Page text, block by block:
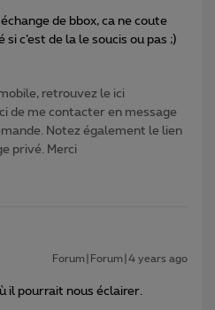
de bbox, ca ne coute
c’est de la le soucis ou pas ;)
retrouvez le ici
de me contacter en message
Notez également le lien
privé. Merci
Forum|Forum|4 years ago
il pourrait nous éclairer.